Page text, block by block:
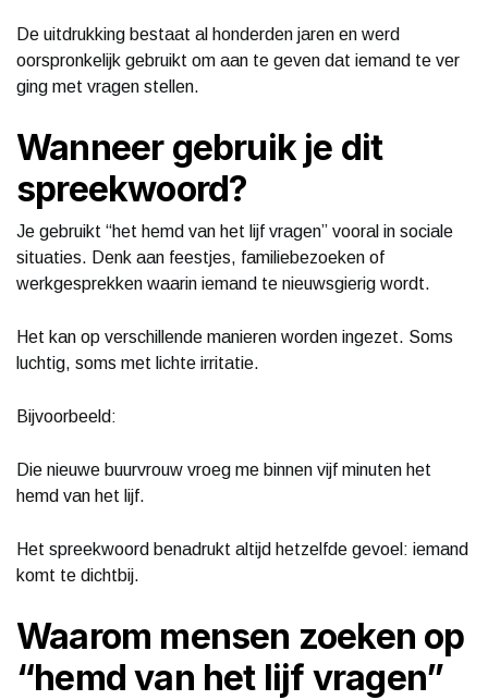
De uitdrukking bestaat al honderden jaren en werd
oorspronkelijk gebruikt om aan te geven dat iemand te ver
ging met vragen stellen.
Wanneer gebruik je dit
spreekwoord?
Je gebruikt “het hemd van het lijf vragen” vooral in sociale
situaties. Denk aan feestjes, familiebezoeken of
werkgesprekken waarin iemand te nieuwsgierig wordt.
Het kan op verschillende manieren worden ingezet. Soms
luchtig, soms met lichte irritatie.
Bijvoorbeeld:
Die nieuwe buurvrouw vroeg me binnen vijf minuten het
hemd van het lijf.
Het spreekwoord benadrukt altijd hetzelfde gevoel: iemand
komt te dichtbij.
Waarom mensen zoeken op
“hemd van het lijf vragen”